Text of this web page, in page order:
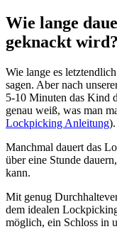
Wie lange
geknackt wird?
Wie lange es
sagen. Aber nach
5-10 Minuten das Kind
genau weiß, was man
Lockpicking Anleitung).
Manchmal dauert das
über eine Stunde
kann.
Mit genug
dem idealen
möglich, ein Schloss in